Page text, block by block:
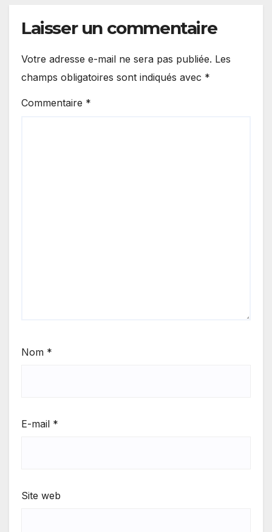
Laisser un commentaire
Votre adresse e-mail ne sera pas publiée. Les
champs obligatoires sont indiqués avec *
Commentaire *
Nom *
E-mail *
Site web